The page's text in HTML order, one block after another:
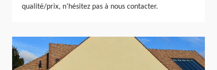
qualité/prix, n’hésitez pas à nous contacter.